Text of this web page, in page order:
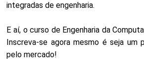
integradas de engenharia.
E aí, o curso de Engenharia da
Inscreva-se agora mesmo é seja um
pelo mercado!